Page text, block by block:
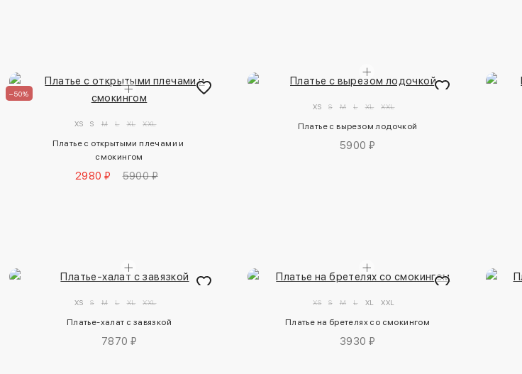
–50%
XS S M L XL XXL
Платье с открытыми плечами и
смокингом
2980 ₽ 5900 ₽
XS S M L XL XXL
Платье с вырезом лодочкой
5900 ₽
XS S M L XL XXL
Платье-халат с завязкой
7870 ₽
XS S M L XL XXL
Платье на бретелях со смокингом
3930 ₽